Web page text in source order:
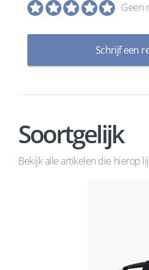
Geen
Schrijf een
Soortgelijk
Bekijk alle artikelen die hierop